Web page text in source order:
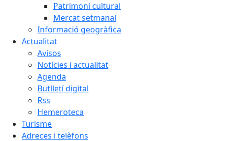
Patrimoni cultural
Mercat setmanal
Informació geogràfica
Actualitat
Avisos
Notícies i actualitat
Agenda
Butlletí digital
Rss
Hemeroteca
Turisme
Adreces i telèfons